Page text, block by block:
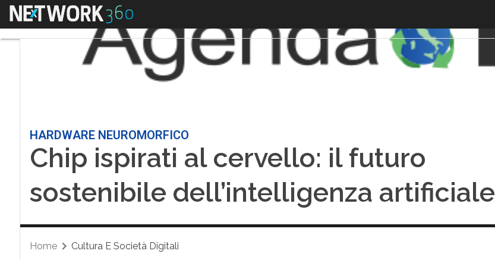
Menu
HARDWARE NEUROMORFICO
Chip ispirati al cervello: il futuro
sostenibile dell’intelligenza artificiale
Home Cultura E Società Digitali